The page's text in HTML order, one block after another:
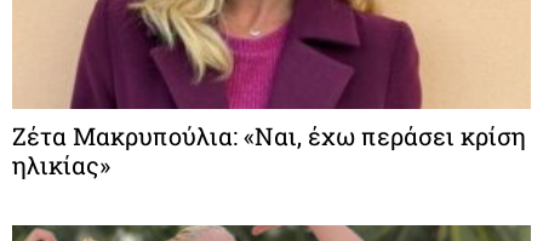
Ζέτα Μακρυπούλια: «Ναι, έχω περάσει κρίση
ηλικίας»